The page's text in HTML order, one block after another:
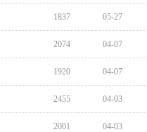
05-27
1837
04-07
2074
04-07
1920
04-03
2455
04-03
2001